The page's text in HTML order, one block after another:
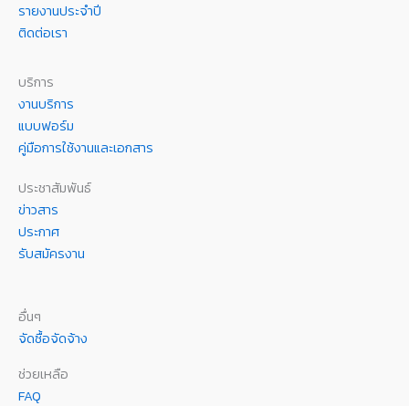
รายงานประจำปี
ติดต่อเรา
บริการ
งานบริการ
แบบฟอร์ม
คู่มือการใช้งานและเอกสาร
ประชาสัมพันธ์
ข่าวสาร
ประกาศ
รับสมัครงาน
อื่นๆ
จัดซื้อจัดจ้าง
ช่วยเหลือ
FAQ